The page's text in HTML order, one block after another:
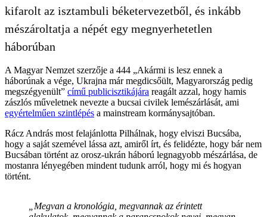
kifarolt az isztambuli béketervezetből, és inkább
mészároltatja a népét egy megnyerhetetlen
háborúban
A Magyar Nemzet szerzője a 444 „Akármi is lesz ennek a
háborúnak a vége, Ukrajna már megdicsőült, Magyarország pedig
megszégyenült” című publicisztikájára reagált azzal, hogy hamis
zászlós műveletnek nevezte a bucsai civilek lemészárlását, ami
egyértelműen szintlépés a mainstream kormánysajtóban.
Rácz András most felajánlotta Pilhálnak, hogy elviszi Bucsába,
hogy a saját szemével lássa azt, amiről írt, és felidézte, hogy bár nem
Bucsában történt az orosz-ukrán háború legnagyobb mészárlása, de
mostanra lényegében mindent tudunk arról, hogy mi és hogyan
történt.
„Megvan a kronológia, megvannak az érintett